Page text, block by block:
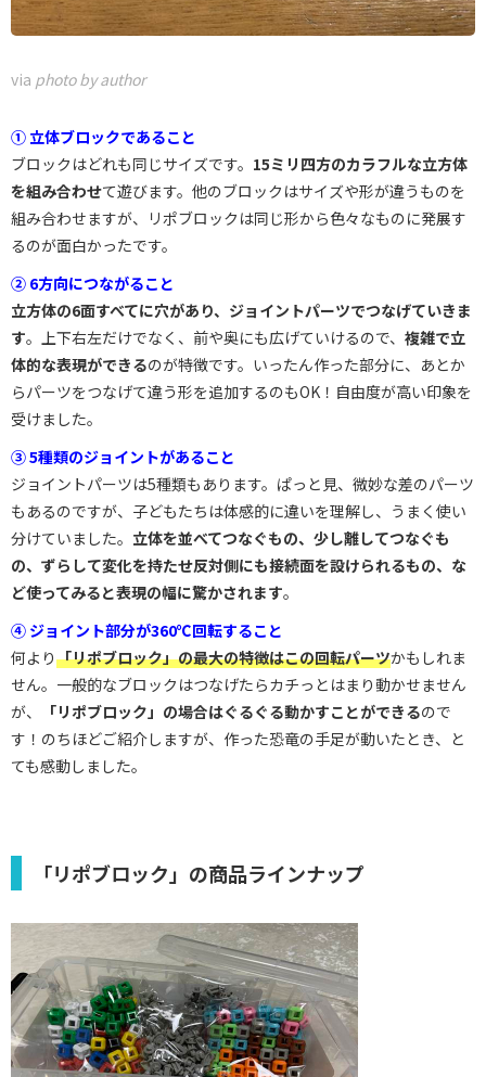
via photo by author
① 立体ブロックであること
ブロックはどれも同じサイズです。 15ミリ四方のカラフルな立方体
を組み合わせて遊びます。他のブロックはサイズや形が違うものを
組み合わせますが、リポブロックは同じ形から色々なものに発展す
るのが面白かったです。
② 6方向につながること
立方体の6面すべてに穴があり、ジョイントパーツでつなげていきま
す。上下右左だけでなく、前や奥にも広げていけるので、 複雑で立
体的な表現ができるのが特徴です。いったん作った部分に、あとか
らパーツをつなげて違う形を追加するのもOK！自由度が高い印象を
受けました。
③ 5種類のジョイントがあること
ジョイントパーツは5種類もあります。ぱっと見、微妙な差のパーツ
もあるのですが、子どもたちは体感的に違いを理解し、うまく使い
分けていました。 立体を並べてつなぐもの、少し離してつなぐも
の、ずらして変化を持たせ反対側にも接続面を設けられるもの、な
ど使ってみると表現の幅に驚かされます。
④ ジョイント部分が360℃回転すること
何より「リポブロック」の最大の特徴はこの回転パーツかもしれま
せん。一般的なブロックはつなげたらカチっとはまり動かせません
が、
「リポブロック」の場合はぐるぐる動かすことができるので
す！のちほどご紹介しますが、作った恐竜の手足が動いたとき、と
ても感動しました。
「リポブロック」の商品ラインナップ